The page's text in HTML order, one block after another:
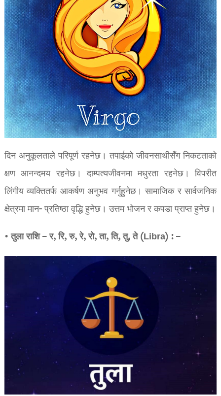
दिन अनुकूलताले परिपूर्ण रहनेछ। तपाईको जीवनसाथीसँग निकटताको
क्षण आनन्दमय रहनेछ। दाम्पत्यजीवनमा मधुरता रहनेछ। विपरीत
लिंगीय व्यक्तितर्फ आकर्षण अनुभव गर्नुहुनेछ। सामाजिक र सार्वजनिक
क्षेत्रमा मान- प्रतिष्ठा वृद्धि हुनेछ। उत्तम भोजन र कपडा प्राप्त हुनेछ।
• तुला राशि – र, रि, रु, रे, रो, ता, ति, तु, ते (Libra) : –